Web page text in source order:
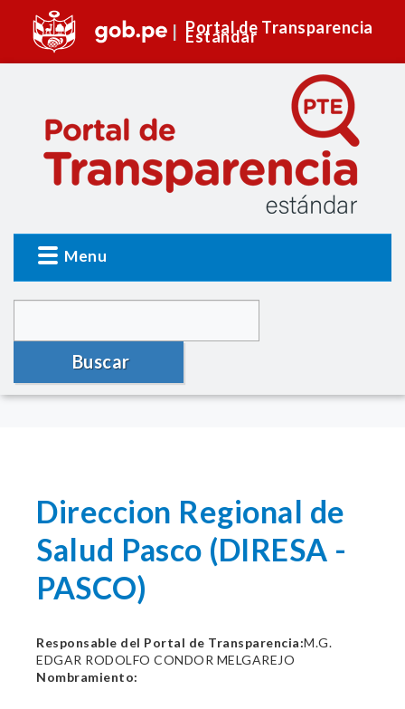
Portal de Transparencia
Estándar
Menu
Buscar
Direccion Regional de
Salud Pasco (DIRESA -
PASCO)
Responsable del Portal de Transparencia:M.G.
EDGAR RODOLFO CONDOR MELGAREJO
Nombramiento: